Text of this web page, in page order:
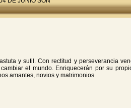
y sutil. Con rectitud y perseverancia
el mundo. Enriquecerán por su
amantes, novios y matrimonios